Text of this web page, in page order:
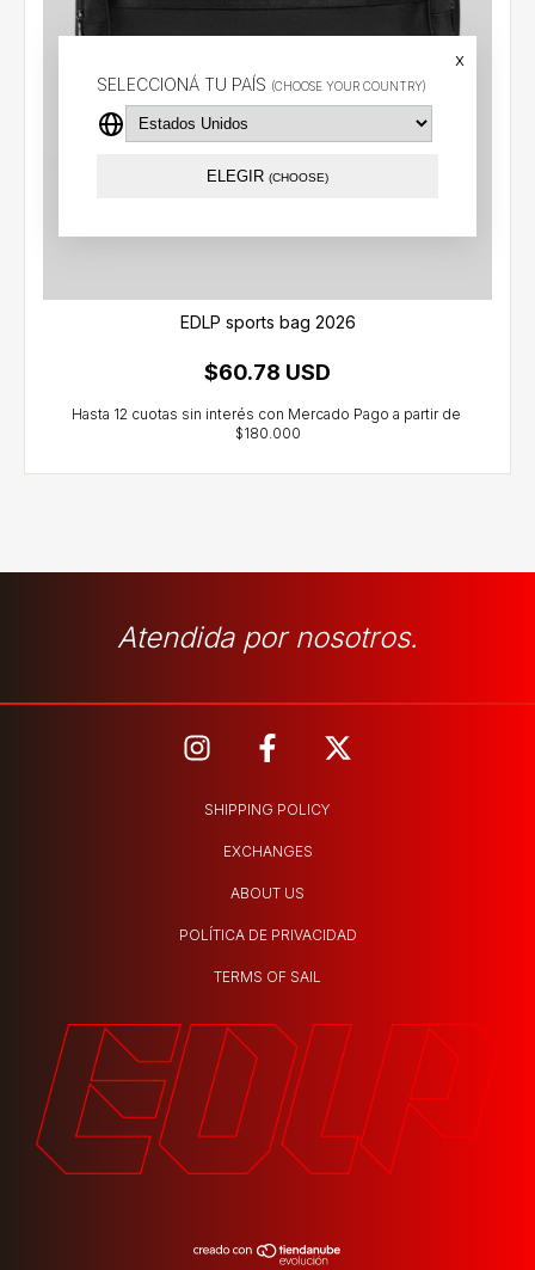
SELECCIONÁ TU PAÍS (CHOOSE YOUR COUNTRY)
x
ELEGIR (CHOOSE)
EDLP sports bag 2026
$60.78 USD
Atendida por nosotros.
SHIPPING POLICY
EXCHANGES
ABOUT US
POLÍTICA DE PRIVACIDAD
TERMS OF SAIL